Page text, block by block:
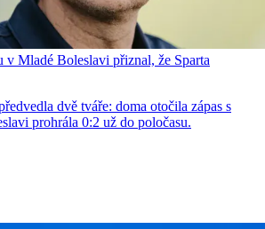
v Mladé Boleslavi přiznal, že Sparta
dvě tváře: doma otočila zápas s
prohrála 0:2 už do poločasu.